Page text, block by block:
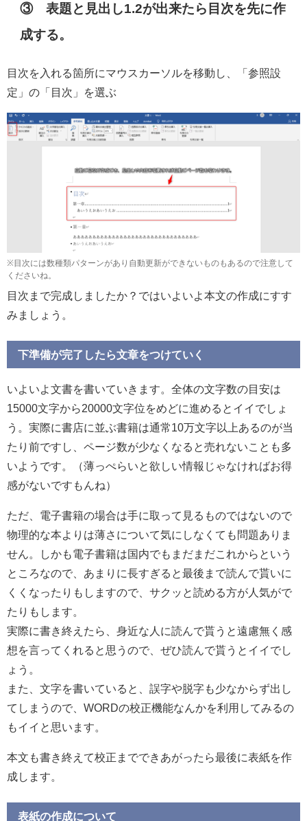
③ 表題と見出し1.2が出来たら目次を先に作
成する。
目次を入れる箇所にマウスカーソルを移動し、「参照設
定」の「目次」を選ぶ
※目次には数種類パターンがあり自動更新ができないものもあるので注意して
くださいね。
目次まで完成しましたか？ではいよいよ本文の作成にすす
みましょう。
下準備が完了したら文章をつけていく
いよいよ文書を書いていきます。全体の文字数の目安は
15000文字から20000文字位をめどに進めるとイイでしょ
う。実際に書店に並ぶ書籍は通常10万文字以上あるのが当
たり前ですし、ページ数が少なくなると売れないことも多
いようです。（薄っぺらいと欲しい情報じゃなければお得
感がないですもんね）
ただ、電子書籍の場合は手に取って見るものではないので
物理的な本よりは薄さについて気にしなくても問題ありま
せん。しかも電子書籍は国内でもまだまだこれからという
ところなので、あまりに長すぎると最後まで読んで貰いに
くくなったりもしますので、サクッと読める方が人気がで
たりもします。
実際に書き終えたら、身近な人に読んで貰うと遠慮無く感
想を言ってくれると思うので、ぜひ読んで貰うとイイでし
ょう。
また、文字を書いていると、誤字や脱字も少なからず出し
てしまうので、WORDの校正機能なんかを利用してみるの
もイイと思います。
本文も書き終えて校正までできあがったら最後に表紙を作
成します。
表紙の作成について